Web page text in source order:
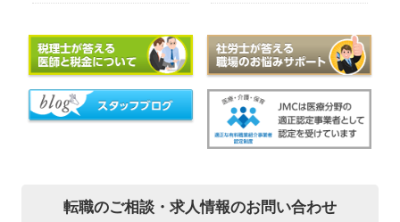
転職のご相談・ 求人情報のお問い合わせ